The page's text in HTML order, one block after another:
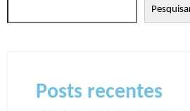
Posts recentes